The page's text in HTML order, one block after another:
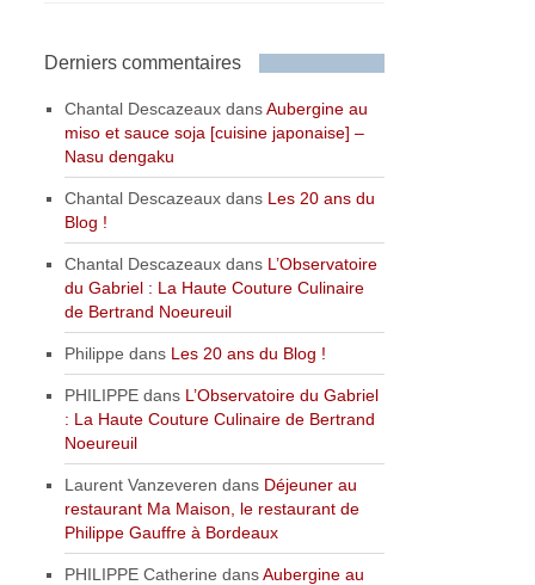
Derniers commentaires
Chantal Descazeaux dansAubergine au
miso et sauce soja [cuisine japonaise] –
Nasu dengaku
Chantal Descazeaux dans Les 20 ans du
Blog !
Chantal Descazeaux dans L’Observatoire
du Gabriel : La Haute Couture Culinaire
de Bertrand Noeureuil
Philippe dans Les 20 ans du Blog !
PHILIPPE dans L’Observatoire du Gabriel
: La Haute Couture Culinaire de Bertrand
Noeureuil
Laurent Vanzeveren dans Déjeuner au
restaurant Ma Maison, le restaurant de
Philippe Gauffre à Bordeaux
PHILIPPE Catherine dansAubergine au